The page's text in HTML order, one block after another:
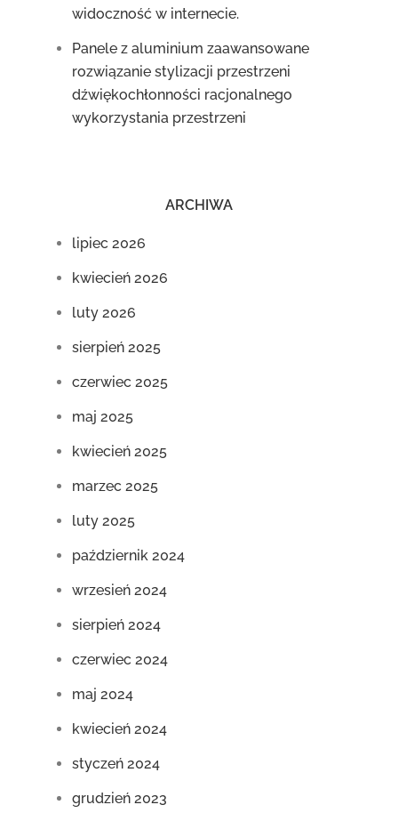
widoczność w internecie.
Panele z aluminium zaawansowane
rozwiązanie stylizacji przestrzeni
dźwiękochłonności racjonalnego
wykorzystania przestrzeni
ARCHIWA
lipiec 2026
kwiecień 2026
luty 2026
sierpień 2025
czerwiec 2025
maj 2025
kwiecień 2025
marzec 2025
luty 2025
październik 2024
wrzesień 2024
sierpień 2024
czerwiec 2024
maj 2024
kwiecień 2024
styczeń 2024
grudzień 2023